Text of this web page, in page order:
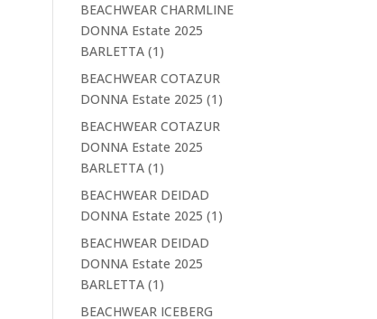
BEACHWEAR CHARMLINE
DONNA Estate 2025
BARLETTA (1)
BEACHWEAR COTAZUR
DONNA Estate 2025 (1)
BEACHWEAR COTAZUR
DONNA Estate 2025
BARLETTA (1)
BEACHWEAR DEIDAD
DONNA Estate 2025 (1)
BEACHWEAR DEIDAD
DONNA Estate 2025
BARLETTA (1)
BEACHWEAR ICEBERG